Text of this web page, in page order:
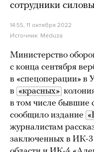
сотрудники
14:55, 11 октября 2022
Источник: Meduza
Министерство
с конца сентября
в «спецоперации» в
в «красных»
в том числе бывшие
сообщило издание
журналистам
заключенных в ИК-3